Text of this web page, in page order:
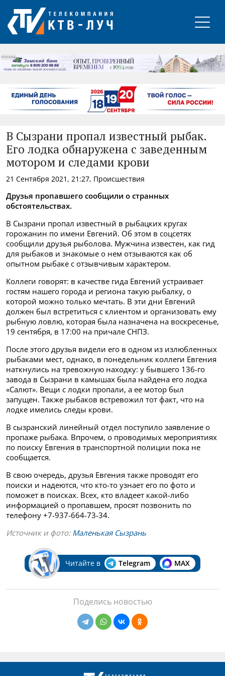
РЕКЛАМА
В Сызрани пропал известный рыбак.
Его лодка обнаружена с заведенным
мотором и следами крови
21 Сентября 2021, 21:27, Происшествия
Друзья пропавшего сообщили о странных
обстоятельствах.
В Сызрани пропал известный в рыбацких кругах
горожанин по имени Евгений. Об этом в соцсетях
сообщили друзья рыболова. Мужчина известен, как гид
для рыбаков и знакомые о нем отзываются как об
опытном рыбаке с отзывчивым характером.
Коллеги говорят: в качестве гида Евгений устраивает
гостям нашего города и региона такую рыбалку, о
которой можно только мечтать. В эти дни Евгений
должен был встретиться с клиентом и организовать ему
рыбную ловлю, которая была назначена на воскресенье,
19 сентября, в 17:00 на причале СНПЗ.
После этого друзья видели его в одном из излюбленных
рыбаками мест, однако, в понедельник коллеги Евгения
наткнулись на тревожную находку: у бывшего 136-го
завода в Сызрани в камышах была найдена его лодка
«Салют». Вещи с лодки пропали, а ее мотор был
запущен. Также рыбаков встревожил тот факт, что на
лодке имелись следы крови.
В сызранский линейный отдел поступило заявление о
пропаже рыбака. Впрочем, о проводимых мероприятиях
по поиску Евгения в транспортной полиции пока не
сообщается.
В свою очередь, друзья Евгения также проводят его
поиски и надеются, что кто-то узнает его по фото и
поможет в поисках. Всех, кто владеет какой-либо
информацией о пропавшем, просят позвонить по
телефону +7-937-664-73-34.
Источник и фото: Маленькая Сызрань
Читайте в Telegram MAX
Поделись новостью